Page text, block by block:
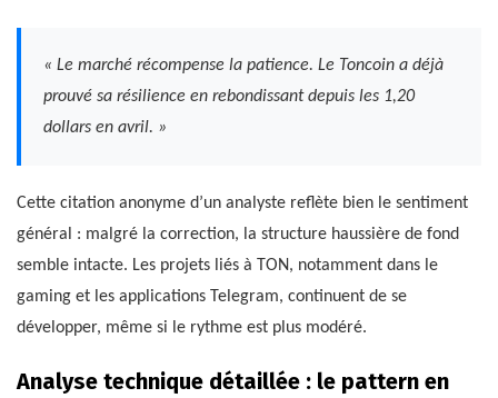
« Le marché récompense la patience. Le Toncoin a déjà
prouvé sa résilience en rebondissant depuis les 1,20
dollars en avril. »
Cette citation anonyme d’un analyste reflète bien le sentiment
général : malgré la correction, la structure haussière de fond
semble intacte. Les projets liés à TON, notamment dans le
gaming et les applications Telegram, continuent de se
développer, même si le rythme est plus modéré.
Analyse technique détaillée : le pattern en